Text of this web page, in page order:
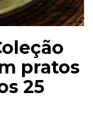
pratos
25